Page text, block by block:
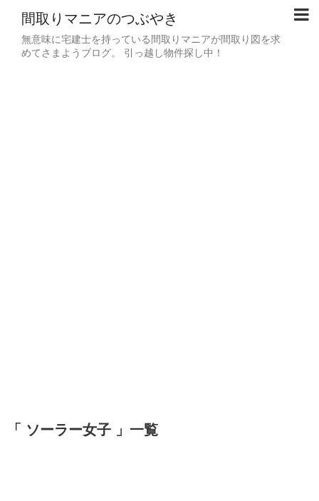
間取りマニアのつぶやき
無意味に宅建士を持っている間取りマニアが間取り図を求
めてさまようブログ。 引っ越し物件探し中！
「 ソーラー女子 」一覧